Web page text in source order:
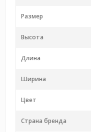
Размер
Высота
Длина
Ширина
Цвет
Страна бренда